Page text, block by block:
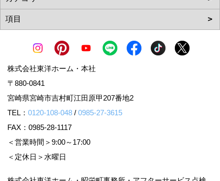
株式会社東洋ホーム・本社
〒880-0841
宮崎県宮崎市吉村町江田原甲207番地2
TEL： 0120-108-048 / 0985-27-3615
FAX：0985-28-1117
＜営業時間＞9:00～17:00
＜定休日＞水曜日